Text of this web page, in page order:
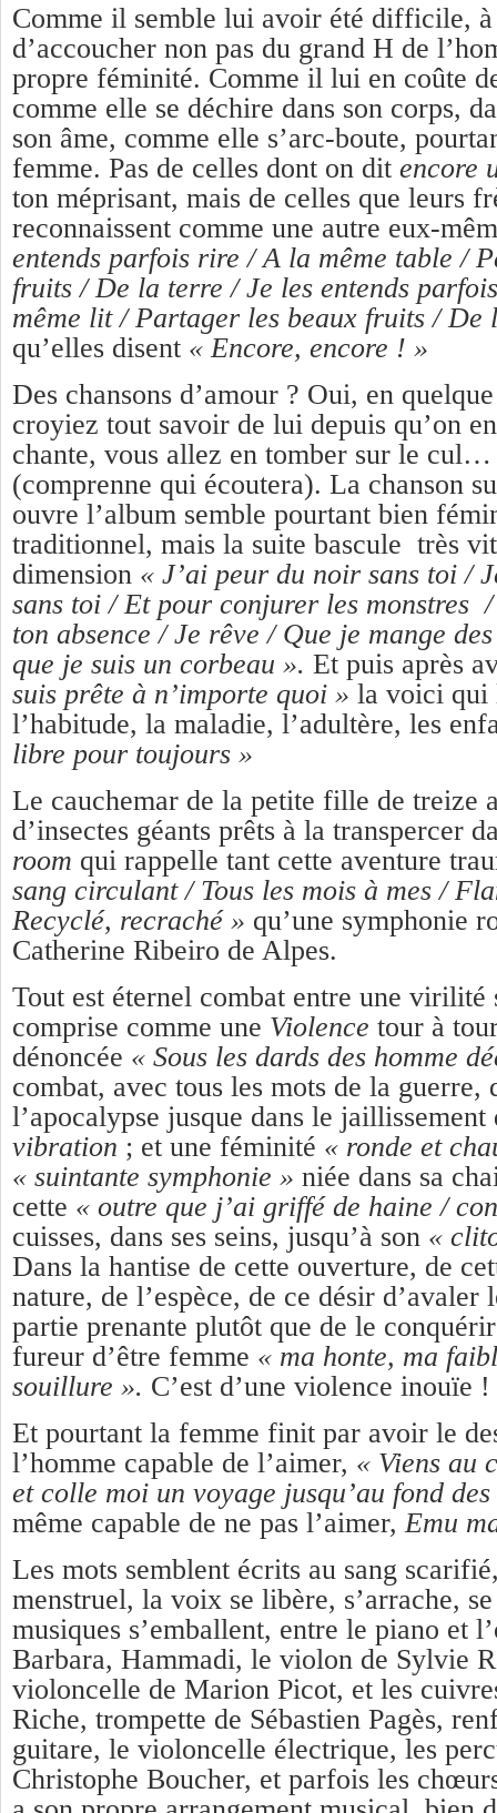
Comme il semble lui avoir été difficile,
d’accoucher non pas du grand H de
propre féminité. Comme il lui en coûte
comme elle se déchire dans son corps,
son âme, comme elle s’arc-boute,
femme. Pas de celles dont on dit encore
ton méprisant, mais de celles que leurs
reconnaissent comme une autre eux-
entends parfois rire / A la même table /
fruits / De la terre / Je les entends
même lit / Partager les beaux fruits /
qu’elles disent « Encore, encore ! »
Des chansons d’amour ? Oui, en
croyiez tout savoir de lui depuis qu’on
chante, vous allez en tomber sur le
(comprenne qui écoutera). La chanson
ouvre l’album semble pourtant bien
traditionnel, mais la suite bascule très
dimension « J’ai peur du noir sans toi /
sans toi / Et pour conjurer les monstres
ton absence / Je rêve / Que je mange
que je suis un corbeau ». Et puis après
suis prête à n’importe quoi » la voici qui
l’habitude, la maladie, l’adultère, les
libre pour toujours »
Le cauchemar de la petite fille de treize
d’insectes géants prêts à la transpercer
room qui rappelle tant cette aventure
sang circulant / Tous les mois à mes /
Recyclé, recraché » qu’une symphonie
Catherine Ribeiro de Alpes.
Tout est éternel combat entre une virilité
comprise comme une Violence tour à
dénoncée « Sous les dards des homme
combat, avec tous les mots de la guerre,
l’apocalypse jusque dans le
vibration ; et une féminité « ronde et
« suintante symphonie » niée dans sa
cette « outre que j’ai griffé de haine /
cuisses, dans ses seins, jusqu’à son «
Dans la hantise de cette ouverture, de
nature, de l’espèce, de ce désir d’avaler
partie prenante plutôt que de le
fureur d’être femme « ma honte, ma
souillure ». C’est d’une violence inouïe !
Et pourtant la femme finit par avoir le
l’homme capable de l’aimer, « Viens au
et colle moi un voyage jusqu’au fond
même capable de ne pas l’aimer, Emu
Les mots semblent écrits au sang
menstruel, la voix se libère, s’arrache,
musiques s’emballent, entre le piano et
Barbara, Hammadi, le violon de Sylvie
violoncelle de Marion Picot, et les
Riche, trompette de Sébastien Pagès,
guitare, le violoncelle électrique, les
Christophe Boucher, et parfois les